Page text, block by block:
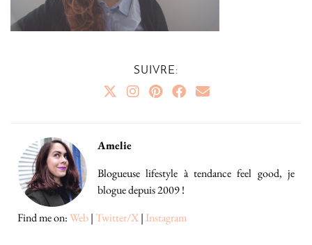
SUIVRE:
Amelie
Blogueuse lifestyle à tendance feel good, je
blogue depuis 2009 !
Find me on:Web|Twitter/X| Instagram